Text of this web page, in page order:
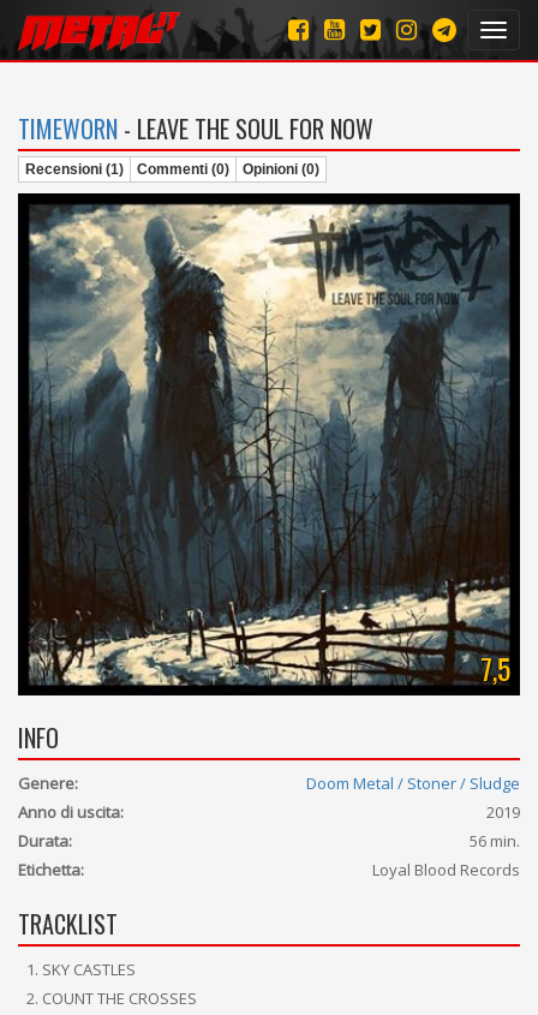
TIMEWORN - LEAVE THE SOUL FOR NOW
Recensioni (1) Commenti (0) Opinioni (0)
7,5
INFO
Genere:
Doom Metal / Stoner / Sludge
Anno di uscita:
2019
Durata:
56 min.
Etichetta:
Loyal Blood Records
TRACKLIST
SKY CASTLES
COUNT THE CROSSES